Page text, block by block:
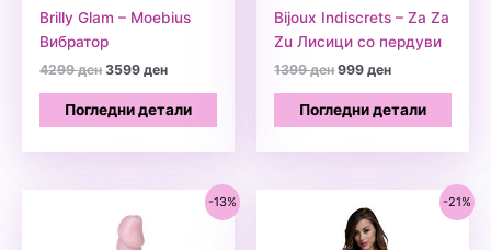
Brilly Glam – Moebius
Вибратор
4299денOriginal
was:
4299 ден.
3599денCurrent
is:
Погледни детали
Bijoux Indiscrets – Za Za
Zu Лисици со пердуви
1399денOriginal
was:
1399 ден.
999денCurrent
is:
Погледни детали
-13% -21%